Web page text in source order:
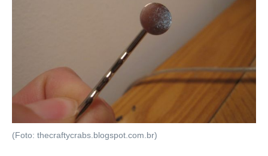
(Foto: thecraftycrabs.blogspot.com.br)